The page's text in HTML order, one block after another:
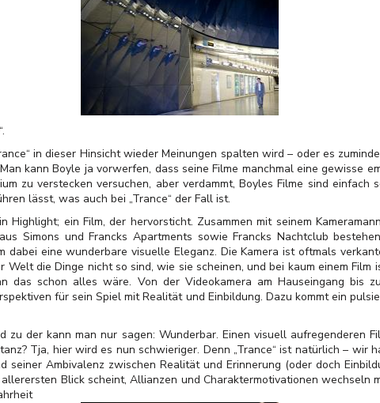
“.
in dieser Hinsicht wieder Meinungen spalten wird – oder es
kann Boyle ja vorwerfen, dass seine Filme manchmal eine gewisse
zu verstecken versuchen, aber verdammt, Boyles Filme sind einfach
lässt, was auch bei „Trance“ der Fall ist.
Highlight; ein Film, der hervorsticht. Zusammen mit seinem
Simons und Francks Apartments sowie Francks Nachtclub
dabei eine wunderbare visuelle Eleganz. Die Kamera ist oftmals
die Dinge nicht so sind, wie sie scheinen, und bei kaum einem Film
das schon alles wäre. Von der Videokamera am Hauseingang bis
für sein Spiel mit Realität und Einbildung. Dazu kommt ein
zu der kann man nur sagen: Wunderbar. Einen visuell aufregenderen
Tja, hier wird es nun schwieriger. Denn „Trance“ ist natürlich – wir
seiner Ambivalenz zwischen Realität und Erinnerung (oder doch
Blick scheint, Allianzen und Charaktermotivationen wechseln